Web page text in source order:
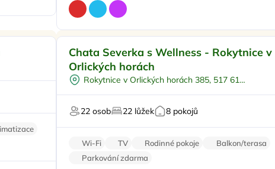
Vířivka
Restaurace
U sjezdovky
Pro majitele mazlíčků
Chata Severka s Wellness - Rokytnice v
Orlických horách
Rokytnice v Orlických horách 385, 517 61
22 osob
22 lůžek 8 pokojů
Wi-Fi TV Rodinné pokoje
Balkon/terasa
Parkování zdarma